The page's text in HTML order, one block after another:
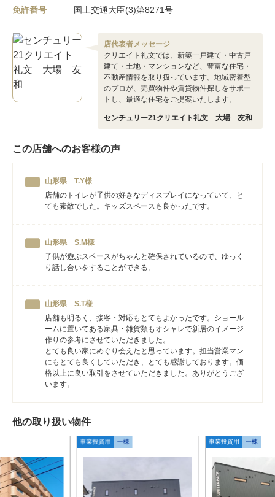
免許番号 国土交通大臣(3)第8271号
店代表者メッセージ
クリエイト礼文では、新築一戸建て・中古戸
建て・土地・マンションなど、豊富な住宅・
不動産情報を取り扱っています。地域密着型
のプロが、売買物件や賃貸物件探しをサポー
トし、最適な住宅をご提案いたします。
センチュリー21クリエイト礼文 大場 友和
この店舗へのお客様の声
山形県 T.Y様
店舗のトイレが子供の好きなディスプレイになっていて、と
ても素敵でした。キッズスペースも良かったです。
山形県 S.M様
子供が遊ぶスペースがちゃんと確保されているので、ゆっく
り話し合いをすることができる。
山形県 S.T様
店舗も明るく、接客・対応もとてもよかったです。ショール
ームに置いてある家具・雑貨類もオシャレで新居のイメージ
作りの参考にさせていただきました。
とても良い家にめぐり会えたと思っています。担当営業マン
にもとても良くしていただき、とても感謝しております。価
格以上に良い取引をさせていただきました。ありがとうござ
います。
他の取り扱い物件
事業投資用 一棟 事業投資用 一棟